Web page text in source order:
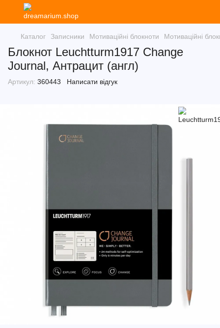
Каталог Записники Мотиваційні блокноти Мотиваційні
Блокнот Leuchtturm1917 Change
Journal, Антрацит (англ)
Артикул: 360443 Написати відгук